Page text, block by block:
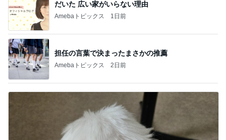
だいた 広い家がいらない理由
Amebaトピックス 1日前
担任の言葉で決まったまさかの推薦
Amebaトピックス 2日前